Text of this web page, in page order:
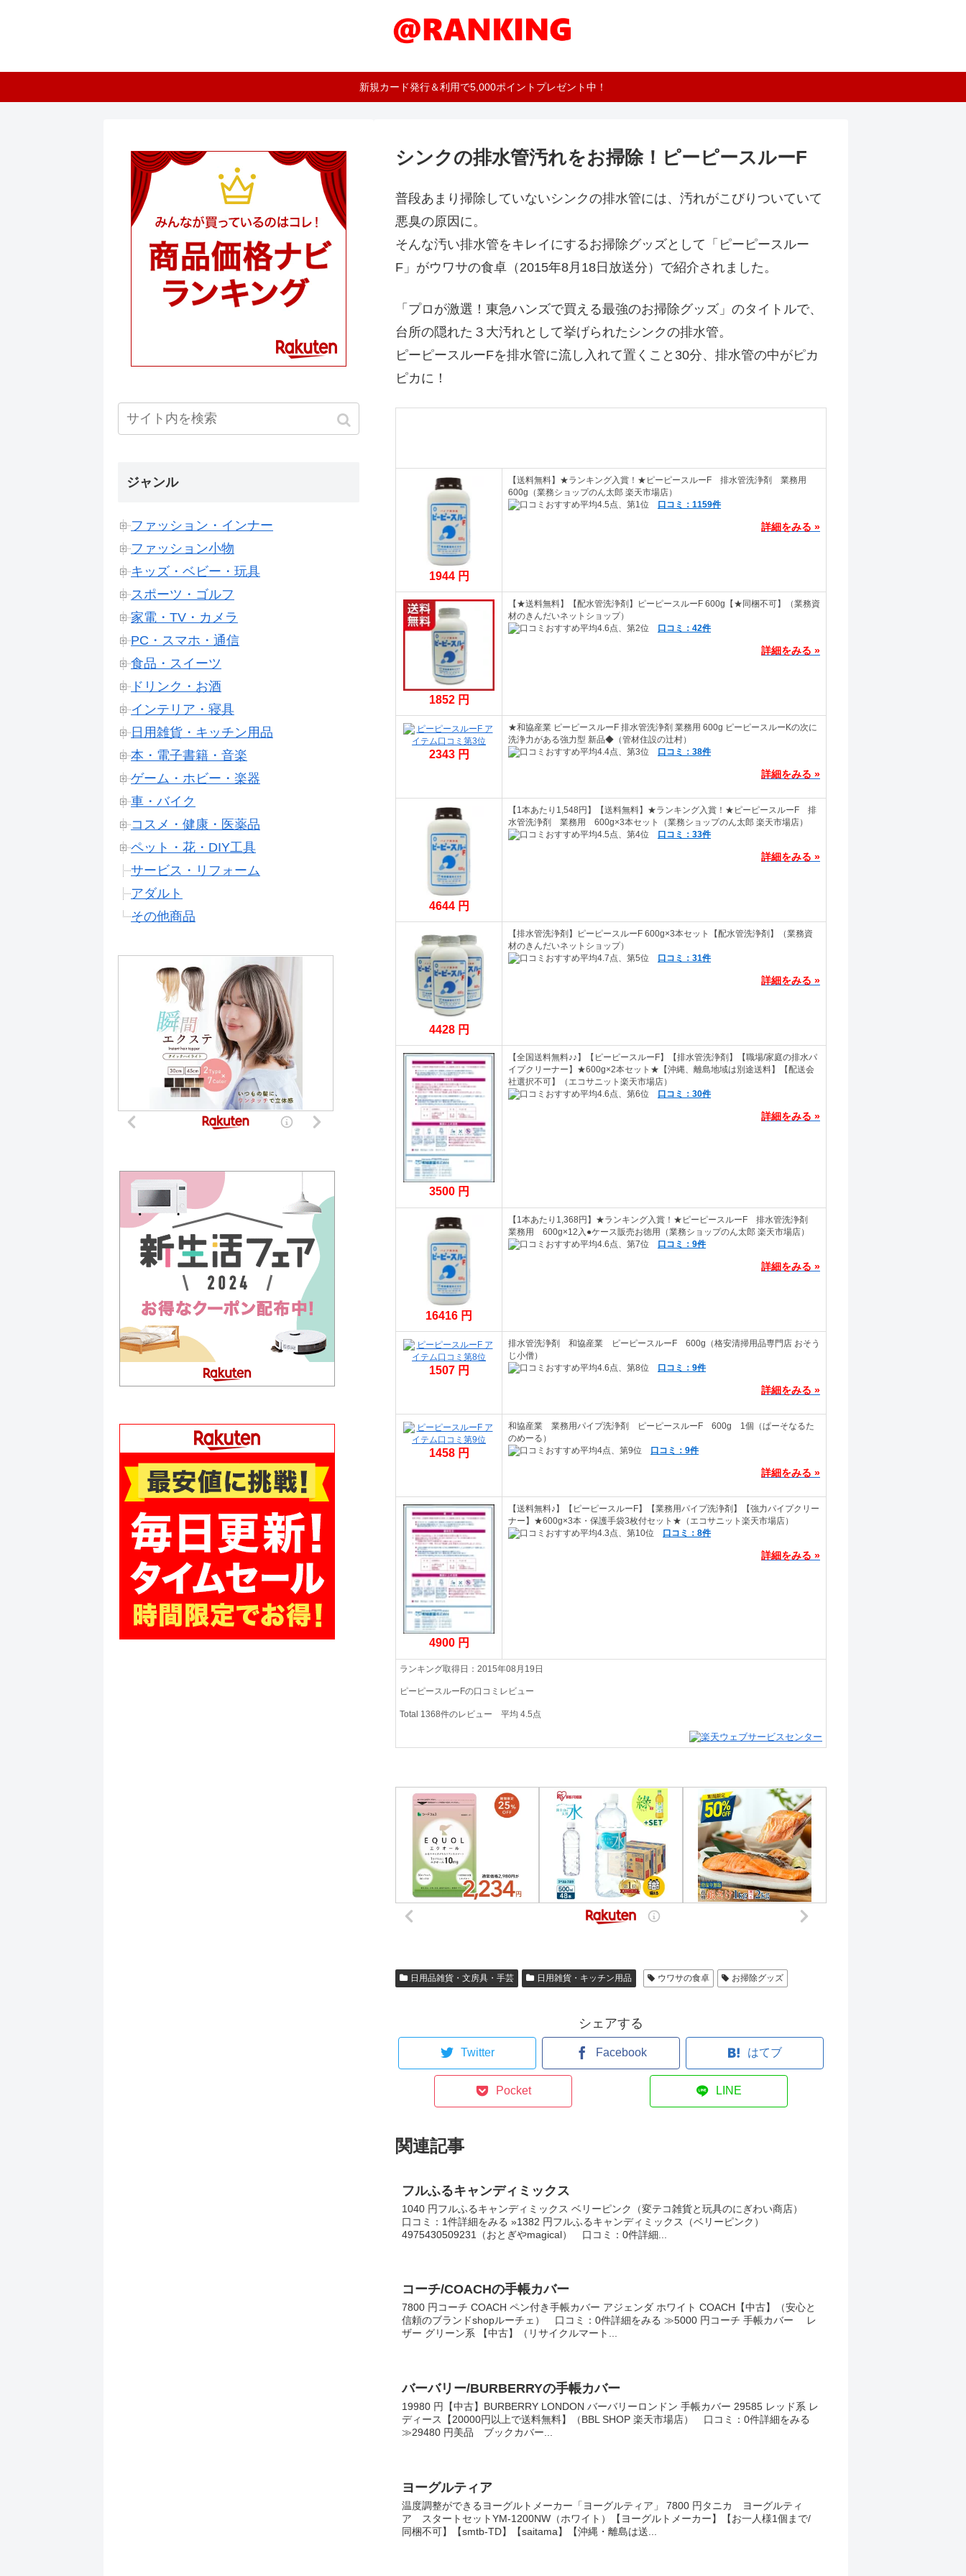
新規カード発行＆利用で5,000ポイントプレゼント中！
シンクの排水管汚れをお掃除！ピーピースルーF
普段あまり掃除していないシンクの排水管には、汚れがこびりついていて
悪臭の原因に。
そんな汚い排水管をキレイにするお掃除グッズとして「ピーピースルー
F」がウワサの食卓（2015年8月18日放送分）で紹介されました。
「プロが激選！東急ハンズで買える最強のお掃除グッズ」のタイトルで、
台所の隠れた３大汚れとして挙げられたシンクの排水管。
ピーピースルーFを排水管に流し入れて置くこと30分、排水管の中がピカ
ピカに！
1944 円
【送料無料】★ランキング入賞！★ピーピースルーF 排水管洗浄剤 業務用
600g（業務ショップのん太郎 楽天市場店）
口コミ：1159件
詳細をみる »
1852 円
【★送料無料】【配水管洗浄剤】ピーピースルーF 600g【★同梱不可】（業務資
材のきんだいネットショップ）
口コミ：42件
詳細をみる »
2343 円
★和協産業 ピーピースルーF 排水管洗浄剤 業務用 600g ピーピースルーKの次に
洗浄力がある強力型 新品◆（管材住設の辻村）
口コミ：38件
詳細をみる »
4644 円
【1本あたり1,548円】【送料無料】★ランキング入賞！★ピーピースルーF 排
水管洗浄剤 業務用 600g×3本セット（業務ショップのん太郎 楽天市場店）
口コミ：33件
詳細をみる »
4428 円
【排水管洗浄剤】ピーピースルーF 600g×3本セット【配水管洗浄剤】（業務資
材のきんだいネットショップ）
口コミ：31件
詳細をみる »
3500 円
【全国送料無料♪♪】【ピーピースルーF】【排水管洗浄剤】【職場/家庭の排水パ
イプクリーナー】★600g×2本セット★【沖縄、離島地域は別途送料】【配送会
社選択不可】（エコサニット楽天市場店）
口コミ：30件
詳細をみる »
16416 円
【1本あたり1,368円】★ランキング入賞！★ピーピースルーF 排水管洗浄剤
業務用 600g×12入●ケース販売お徳用（業務ショップのん太郎 楽天市場店）
口コミ：9件
詳細をみる »
1507 円
排水管洗浄剤 和協産業 ピーピースルーF 600g（格安清掃用品専門店 おそう
じ小僧）
口コミ：9件
詳細をみる »
1458 円
和協産業 業務用パイプ洗浄剤 ピーピースルーF 600g 1個（ぱーそなるた
のめーる）
口コミ：9件
詳細をみる »
4900 円
【送料無料♪】【ピーピースルーF】【業務用パイプ洗浄剤】【強力パイプクリー
ナー】★600g×3本・保護手袋3枚付セット★（エコサニット楽天市場店）
口コミ：8件
詳細をみる »
ランキング取得日：2015年08月19日
ピーピースルーFの口コミレビュー
Total 1368件のレビュー 平均 4.5 点
日用品雑貨・文房具・手芸 日用雑貨・キッチン用品 ウワサの食卓 お掃除グッズ
シェアする
Twitter Facebook はてブ
Pocket LINE
関連記事
フルふるキャンディミックス
1040 円フルふるキャンディミックス ベリーピンク（変テコ雑貨と玩具のにぎわい商店）
口コミ：1件詳細をみる »1382 円フルふるキャンディミックス（ベリーピンク）
4975430509231（おとぎやmagical） 口コミ：0件詳細...
コーチ/COACHの手帳カバー
7800 円コーチ COACH ペン付き手帳カバー アジェンダ ホワイト COACH【中古】（安心と
信頼のブランドshopルーチェ） 口コミ：0件詳細をみる ≫5000 円コーチ 手帳カバー レ
ザー グリーン系 【中古】（リサイクルマート...
バーバリー/BURBERRYの手帳カバー
19980 円【中古】BURBERRY LONDON バーバリーロンドン 手帳カバー 29585 レッド系 レ
ディース【20000円以上で送料無料】（BBL SHOP 楽天市場店） 口コミ：0件詳細をみる
≫29480 円美品 ブックカバー...
ヨーグルティア
温度調整ができるヨーグルトメーカー「ヨーグルティア」 7800 円タニカ ヨーグルティ
ア スタートセットYM-1200NW（ホワイト）【ヨーグルトメーカー】【お一人様1個まで/
同梱不可】【smtb-TD】【saitama】【沖縄・離島は送...
ジャンル
ファッション・インナー
ファッション小物
キッズ・ベビー・玩具
スポーツ・ゴルフ
家電・TV・カメラ
PC・スマホ・通信
食品・スイーツ
ドリンク・お酒
インテリア・寝具
日用雑貨・キッチン用品
本・電子書籍・音楽
ゲーム・ホビー・楽器
車・バイク
コスメ・健康・医薬品
ペット・花・DIY工具
サービス・リフォーム
アダルト
その他商品